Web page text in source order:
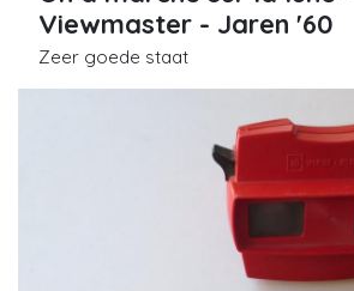
Viewmaster - Jaren '60
Zeer goede staat